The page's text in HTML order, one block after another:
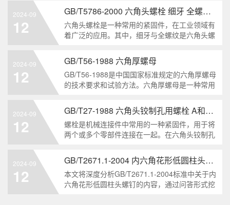
领域，帮助读者更好地了解和应用该种螺钉。什
么是GB/T65-2000 开槽圆柱头螺钉？GB/T65-
200
2024-09
12
GB/T5786-2000 六角头螺栓 细牙 全螺纹——工业重要性和特点
六角头螺栓是一种常用的紧固件，在工业领域有
着广泛的应用。其中，细牙与全螺纹是六角头螺
两个方面，对GB/T5786-2000标准下的六角头螺
栓 细牙 全螺纹进行深度分析和知识挖掘。什么
是GB/T57
2024-09
12
GB/T56-1988 六角厚螺母
GB/T56-1988是中国国家标准规定的六角厚螺母
的技术要求和试验方法。六角厚螺母是一种常用
用于需要更大的力矩和耐久性的紧固装配。六角
厚螺母的材料和制造工艺六角厚螺母通常由低碳
钢、中碳钢或合金钢
2024-09
12
GB/T27-1988 六角头铰制孔用螺栓 A和B级
螺栓是机械连接件中常用的一种紧固件，用于将
两个或多个零部件连接在一起。在六角头铰制孔
级和B级两种。下面我们来分析一下这两种级别
的螺栓有哪些区别。1. A级和B级的定义和标准
有什么不同?A级和B级是
2024-09
12
GB/T2671.1-2004 内六角花形低圆柱头螺钉
本文将深度分析GB/T2671.1-2004标准中关于内
六角花形低圆柱头螺钉的内容，通过问答形式挖